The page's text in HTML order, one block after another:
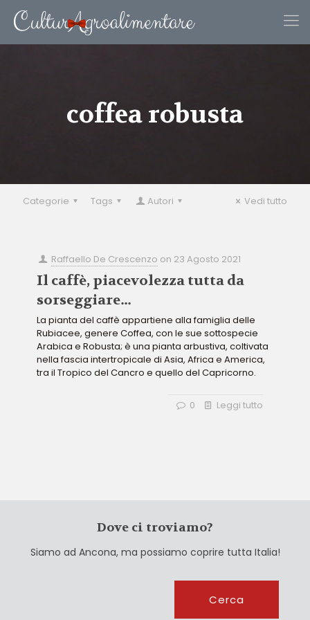
coffea robusta
Categorie Tags Autori Vedi tutto
Raffaello De Crescenzo on 23 Agosto 2021
Il caffè, piacevolezza tutta da
sorseggiare…
La pianta del caffè appartiene alla famiglia delle
Rubiacee, genere Coffea, con le sue sottospecie
Arabica e Robusta; è una pianta arbustiva, coltivata
nella fascia intertropicale di Asia, Africa e America,
tra il Tropico del Cancro e quello del Capricorno.
0 Leggi tutto
Dove ci troviamo?
Siamo ad Ancona, ma possiamo coprire tutta Italia!
Cerca